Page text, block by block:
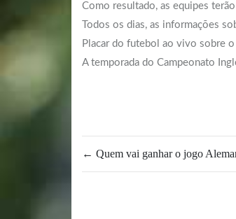
Como resultado, as equipes
Todos os dias, as informações
Placar do futebol ao vivo sobre
A temporada do Campeonato
← Quem vai ganhar o jogo